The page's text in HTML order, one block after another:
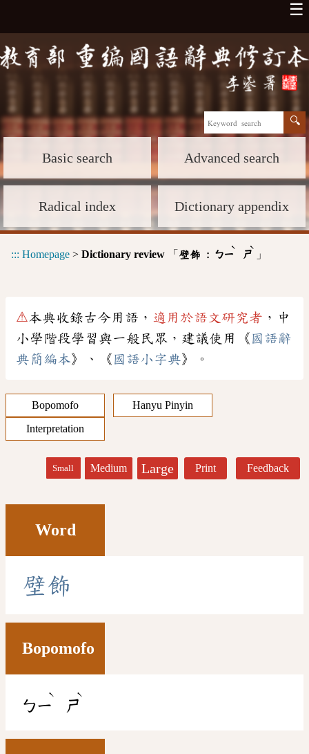
☰
Basic search Advanced search
Radical index Dictionary appendix
::: Homepage > Dictionary review 「 壁飾 : ㄅㄧ
ˋ
ㄕ
ˋ
」
⚠本典收錄古今用語， 適用於語文研究者 ，中
小學階段學習與一般民眾，建議使用《 國語辭
典簡編本》、《 國語小字典》。
Bopomofo
Hanyu Pinyin
Interpretation
Small Medium Large Print Feedback
Word
壁飾
Bopomofo
ㄅㄧ
ˋ
ㄕ
ˋ